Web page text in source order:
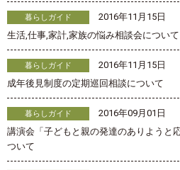
暮らしガイド
2016年11月15日
生活,仕事,家計,家族の悩み相談会について
暮らしガイド
2016年11月15日
成年後見制度の定期巡回相談について
暮らしガイド
2016年09月01日
講演会「子どもと親の発達のありようと
ついて